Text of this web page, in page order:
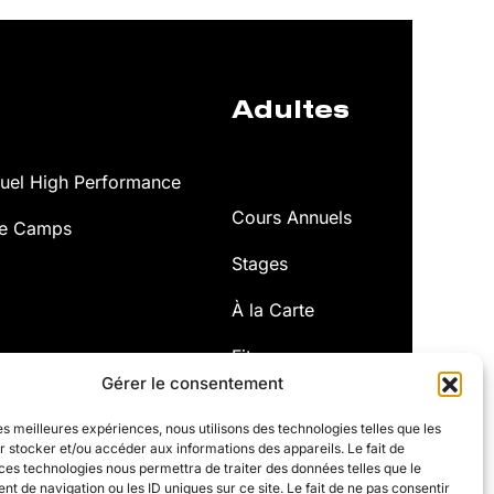
Gérer le consentement
meilleures expériences, nous utilisons des technologies telles que les
stocker et/ou accéder aux informations des appareils. Le fait de
technologies nous permettra de traiter des données telles que le
de navigation ou les ID uniques sur ce site. Le fait de ne pas consentir
High Performance
Camps
Adultes
Cours Annuels
Stages
À la Carte
Fitness